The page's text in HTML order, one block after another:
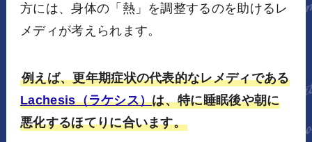
方には、身体の「熱」を調整するのを助けるレ
メディが考えられます。
例えば、更年期症状の代表的なレメディである
Lachesis（ラケシス）は、特に睡眠後や朝に
悪化するほてりに合います。